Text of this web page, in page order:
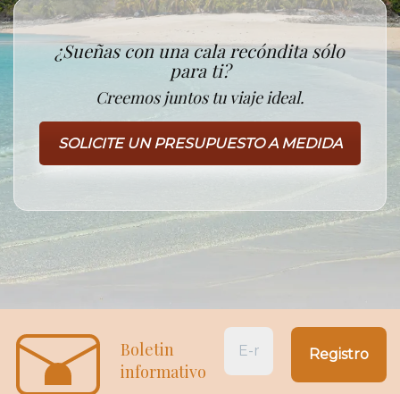
¿Sueñas con una cala recóndita sólo
para ti?
Creemos juntos tu viaje ideal.
SOLICITE UN PRESUPUESTO A MEDIDA
Boletin
informativo